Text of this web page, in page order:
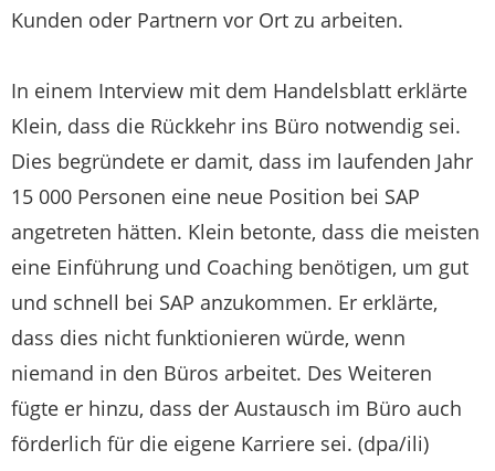
Kunden oder Partnern vor Ort zu arbeiten.
In einem Interview mit dem Handelsblatt erklärte
Klein, dass die Rückkehr ins Büro notwendig sei.
Dies begründete er damit, dass im laufenden Jahr
15 000 Personen eine neue Position bei SAP
angetreten hätten. Klein betonte, dass die meisten
eine Einführung und Coaching benötigen, um gut
und schnell bei SAP anzukommen. Er erklärte,
dass dies nicht funktionieren würde, wenn
niemand in den Büros arbeitet. Des Weiteren
fügte er hinzu, dass der Austausch im Büro auch
förderlich für die eigene Karriere sei. (dpa/ili)